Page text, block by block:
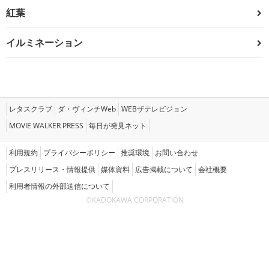
紅葉
イルミネーション
レタスクラブ ダ・ヴィンチWeb WEBザテレビジョン
MOVIE WALKER PRESS 毎日が発見ネット
利用規約 プライバシーポリシー 推奨環境 お問い合わせ
プレスリリース・情報提供 媒体資料 広告掲載について 会社概要
利用者情報の外部送信について
©KADOKAWA CORPORATION